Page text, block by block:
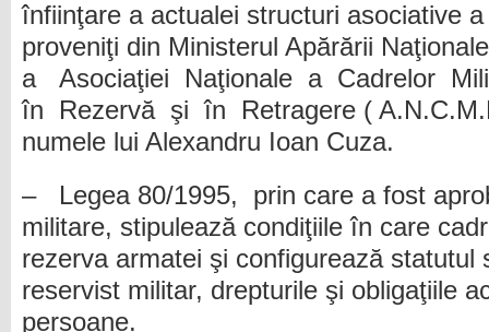
înfiinţare a actualei structuri asociative
proveniţi din Ministerul Apărării
a Asociaţiei Naţionale a Cadrelor
în Rezervă şi în Retragere (
numele lui Alexandru Ioan Cuza.
– Legea 80/1995, prin care a fost
militare, stipulează condiţiile în care
rezerva armatei şi configurează
reservist militar, drepturile şi obligaţiile
persoane.